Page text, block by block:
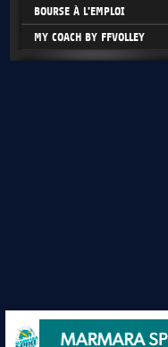
BOURSE À L'EMPLOI
MY COACH BY FFVOLLEY